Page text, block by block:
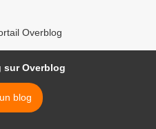
Overblog
sur Overblog
blog